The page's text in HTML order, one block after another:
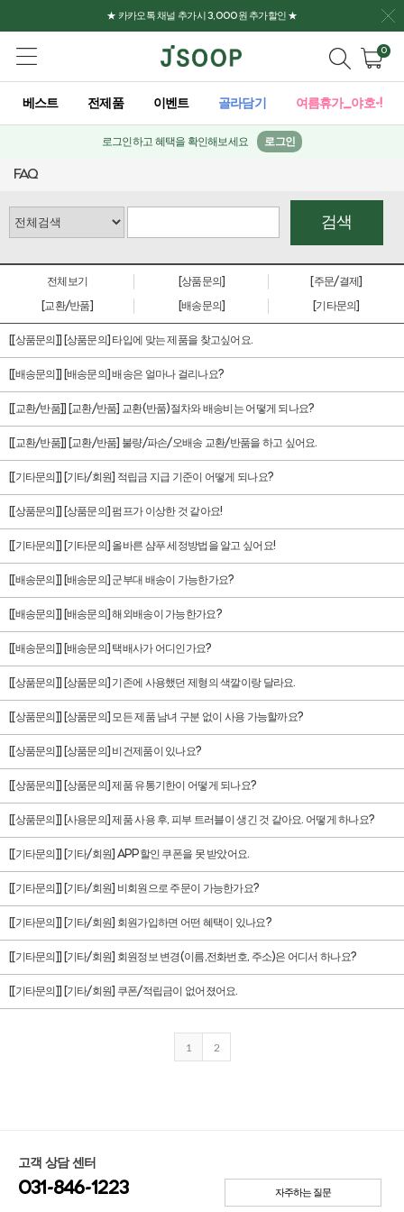
★ 카카오톡 채널 추가시 3,000원 추가할인 ★
0
베스트 전제품 이벤트 골라담기 여름휴가_야호-!
로그인하고 혜택을 확인해보세요 로그인
FAQ
검색
전체보기 [상품문의]
[주문/결제]
[교환/반품]
[배송문의] [기타문의]
[[상품문의]] [상품문의] 타입에 맞는 제품을 찾고싶어요.
[[배송문의]] [배송문의] 배송은 얼마나 걸리나요?
[[교환/반품]] [교환/반품] 교환(반품)절차와 배송비는 어떻게 되나요?
[[교환/반품]] [교환/반품] 불량/파손/오배송 교환/반품을 하고 싶어요.
[[기타문의]] [기타/회원] 적립금 지급 기준이 어떻게 되나요?
[[상품문의]] [상품문의] 펌프가 이상한 것 같아요!
[[기타문의]] [기타문의] 올바른 샴푸 세정방법을 알고 싶어요!
[[배송문의]] [배송문의] 군부대 배송이 가능한가요?
[[배송문의]] [배송문의] 해외배송이 가능한가요?
[[배송문의]] [배송문의] 택배사가 어디인가요?
[[상품문의]] [상품문의] 기존에 사용했던 제형의 색깔이랑 달라요.
[[상품문의]] [상품문의] 모든 제품 남녀 구분 없이 사용 가능할까요?
[[상품문의]] [상품문의] 비건제품이 있나요?
[[상품문의]] [상품문의] 제품 유통기한이 어떻게 되나요?
[[상품문의]] [사용문의] 제품 사용 후, 피부 트러블이 생긴 것 같아요. 어떻게 하나요?
[[기타문의]] [기타/회원] APP할인 쿠폰을 못 받았어요.
[[기타문의]] [기타/회원] 비회원으로 주문이 가능한가요?
[[기타문의]] [기타/회원] 회원가입하면 어떤 혜택이 있나요?
[[기타문의]] [기타/회원] 회원정보 변경(이름,전화번호, 주소)은 어디서 하나요?
[[기타문의]] [기타/회원] 쿠폰/적립금이 없어졌어요.
1 2
고객 상담 센터
031-846-1223 자주하는 질문